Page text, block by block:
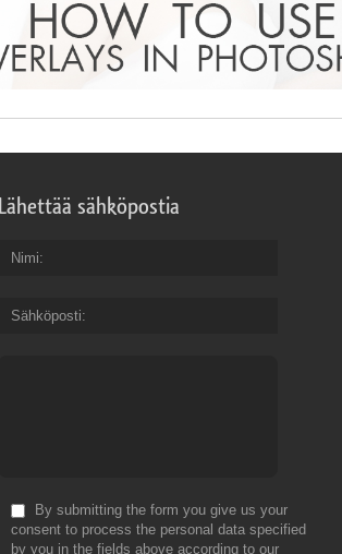
Lähettää sähköpostia
Nimi
Sähköposti
By submitting the form you give us your
consent to process the personal data specified
by you in the fields above according to our